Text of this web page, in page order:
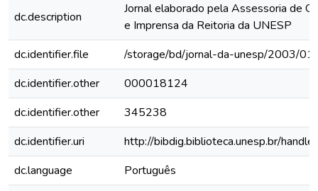
dc.description
Jornal elaborado pela Assessoria de
e Imprensa da Reitoria da UNESP
dc.identifier.file
/storage/bd/jornal-da-unesp/2003/
dc.identifier.other
000018124
dc.identifier.other
345238
dc.identifier.uri
http://bibdig.biblioteca.unesp.br/
dc.language
Português